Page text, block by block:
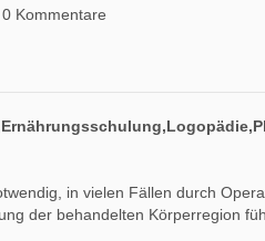
0 Kommentare
in vielen Fällen durch
der behandelten Körperregion